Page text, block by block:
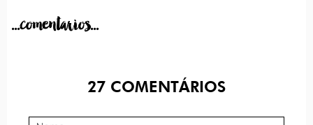
...comentarios...
27 COMENTÁRIOS